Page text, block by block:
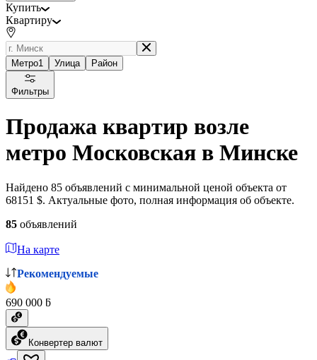
Купить
Квартиру
Метро1 Улица Район
Фильтры
Продажа квартир возле
метро Московская в Минске
Найдено 85 объявлений с минимальной ценой объекта от
68151 $. Актуальные фото, полная информация об объекте.
85 объявлений
На карте
Рекомендуемые
690 000 ƃ
Конвертер валют